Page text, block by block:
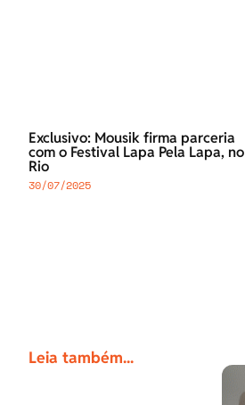
Exclusivo: Mousik firma parceria
com o Festival Lapa Pela Lapa, no
Rio
30/07/2025
Leia também...